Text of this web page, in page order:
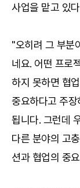
사업을 맡고 있
"오히려 그 부분
네요. 어떤 프로
하지 못하면 협
중요하다고 주
됩니다. 그런데
다른 분야의 고
션과 협업의 중